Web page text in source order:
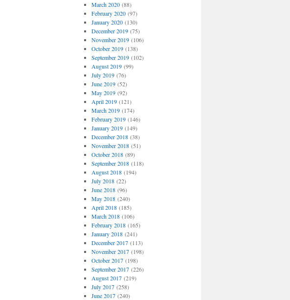
March 2020(88)
February 2020(97)
January 2020(130)
December 2019(75)
November 2019(106)
October 2019(138)
September 2019(102)
August 2019(99)
July 2019(76)
June 2019(52)
May 2019(92)
April 2019(121)
March 2019(174)
February 2019(146)
January 2019(149)
December 2018(38)
November 2018(51)
October 2018(89)
September 2018(118)
August 2018(194)
July 2018(22)
June 2018(96)
May 2018(240)
April 2018(185)
March 2018(106)
February 2018(165)
January 2018(241)
December 2017(113)
November 2017(198)
October 2017(198)
September 2017(226)
August 2017(219)
July 2017(258)
June 2017(240)